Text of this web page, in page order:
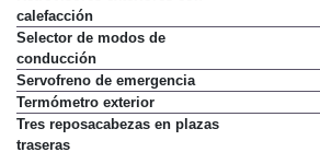
Retrovisores exteriores con
calefacción
Selector de modos de
conducción
Servofreno de emergencia
Termómetro exterior
Tres reposacabezas en plazas